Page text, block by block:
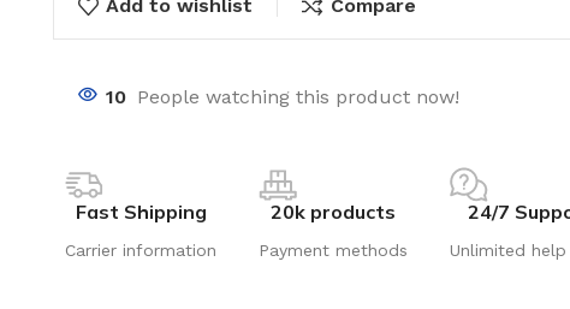
Add to wishlist Compare
10 People watching this product now!
Fast Shipping
Carrier information
20k products
Payment methods
24/7
Unlimited help